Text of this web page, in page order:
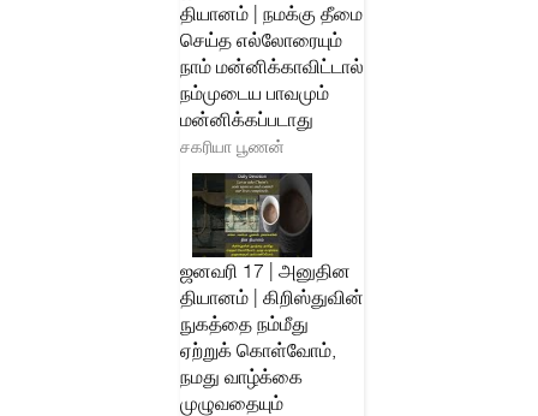
தியானம் | நமக்கு தீமை
செய்த எல்லோரையும்
நாம் மன்னிக்காவிட்டால்
நம்முடைய பாவமும்
மன்னிக்கப்படாது
சகரியா பூணன்
ஜனவரி 17 | அனுதின
தியானம் | கிறிஸ்துவின்
நுகத்தை நம்மீது
ஏற்றுக் கொள்வோம்,
நமது வாழ்க்கை
முழுவதையும்